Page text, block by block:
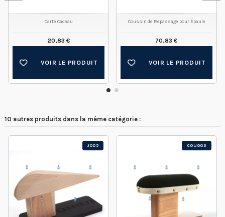
Carte Cadeau
20,83 €
VOIR LE PRODUIT
Coussin de Repassage pour Épaule
70,83 €
VOIR LE PRODUIT
10 autres produits dans la même catégorie :
J005 COU003